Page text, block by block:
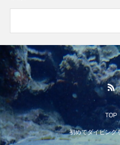
TOP
初めてダイビング